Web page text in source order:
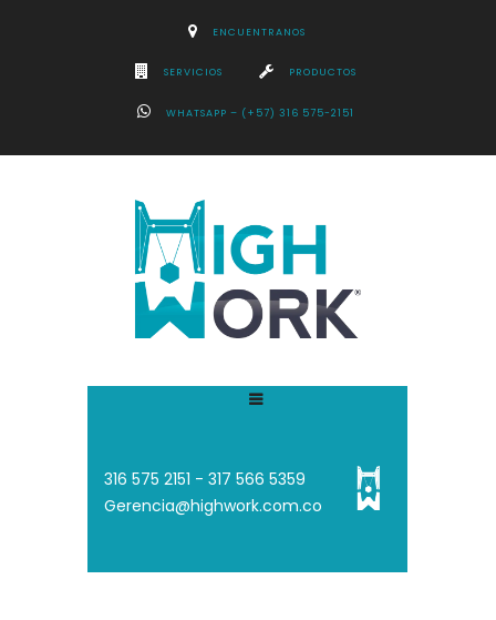
ENCUENTRANOS
SERVICIOS PRODUCTOS
WHATSAPP – (+57) 316 575-2151
316 575 2151 - 317 566 5359
Gerencia@highwork.com.co